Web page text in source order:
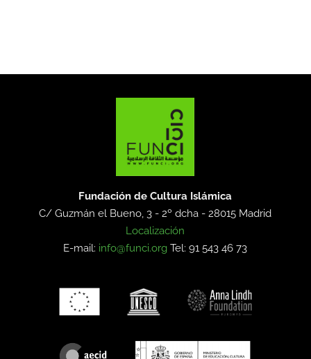
Fundación de Cultura Islámica
C/ Guzmán el Bueno, 3 - 2º dcha -28015 Madrid
Localización
E-mail: info@funci.org Tel: 91 543 46 73